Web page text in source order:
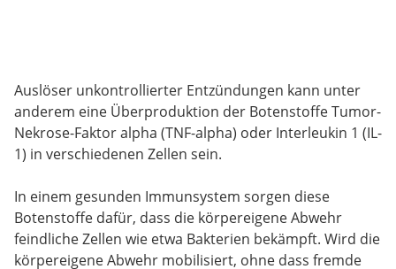
Auslöser unkontrollierter Entzündungen kann unter
anderem eine Überproduktion der Botenstoffe Tumor-
Nekrose-Faktor alpha (TNF-alpha) oder Interleukin 1 (IL-
1) in verschiedenen Zellen sein.
In einem gesunden Immunsystem sorgen diese
Botenstoffe dafür, dass die körpereigene Abwehr
feindliche Zellen wie etwa Bakterien bekämpft. Wird die
körpereigene Abwehr mobilisiert, ohne dass fremde